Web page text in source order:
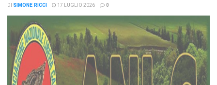
DI SIMONE RICCI 17 LUGLIO 2026 0